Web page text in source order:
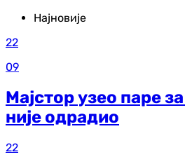
Најновије
22
09
Мајстор узео паре
није одрадио
22